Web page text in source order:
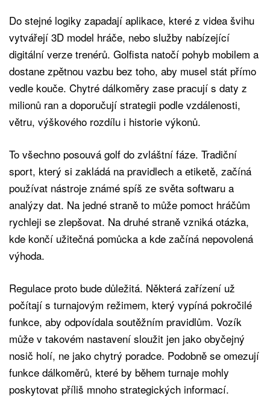
Do stejné logiky zapadají aplikace, které z videa švihu
vytvářejí 3D model hráče, nebo služby nabízející
digitální verze trenérů. Golfista natočí pohyb mobilem a
dostane zpětnou vazbu bez toho, aby musel stát přímo
vedle kouče. Chytré dálkoměry zase pracují s daty z
milionů ran a doporučují strategii podle vzdálenosti,
větru, výškového rozdílu i historie výkonů.
To všechno posouvá golf do zvláštní fáze. Tradiční
sport, který si zakládá na pravidlech a etiketě, začíná
používat nástroje známé spíš ze světa softwaru a
analýzy dat. Na jedné straně to může pomoct hráčům
rychleji se zlepšovat. Na druhé straně vzniká otázka,
kde končí užitečná pomůcka a kde začíná nepovolená
výhoda.
Regulace proto bude důležitá. Některá zařízení už
počítají s turnajovým režimem, který vypíná pokročilé
funkce, aby odpovídala soutěžním pravidlům. Vozík
může v takovém nastavení sloužit jen jako obyčejný
nosič holí, ne jako chytrý poradce. Podobně se omezují
funkce dálkoměrů, které by během turnaje mohly
poskytovat příliš mnoho strategických informací.